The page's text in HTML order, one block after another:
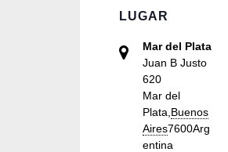
LUGAR
Mar del Plata
Juan B Justo
620
Mar del
Plata Buenos
Aires7600Arg
entina